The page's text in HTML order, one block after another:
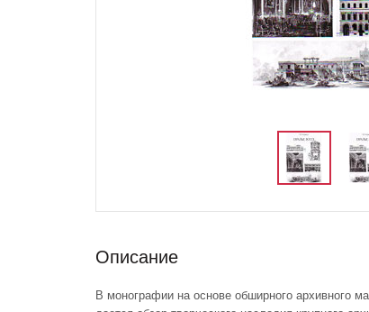
Описание
В монографии на основе обширного архивного